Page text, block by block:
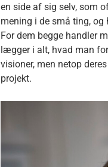
en side af sig selv, som
mening i de små ting,
For dem begge handler
lægger i alt, hvad man
visioner, men netop
projekt.